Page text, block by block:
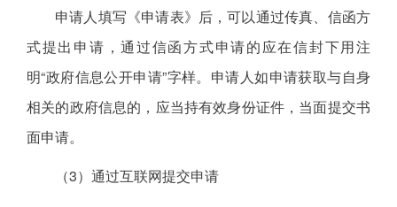
申请人填写《申请表》后，可以通过传真、信函方
式提出申请，通过信函方式申请的应在信封下用注
明“政府信息公开申请”字样。申请人如申请获取与自身
相关的政府信息的，应当持有效身份证件，当面提交书
面申请。
（3）通过互联网提交申请